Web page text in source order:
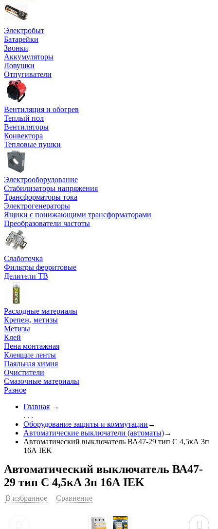
Электробыт
Батарейки
Звонки
Аккумуляторы
Ловушки
Отпугиватели
Вентиляция и обогрев
Теплый пол
Вентиляторы
Конвектора
Тепловые пушки
Электрооборудование
Стабилизаторы напряжения
Трансформаторы тока
Электрогенераторы
Ящики с понижающими трансформаторами
Преобразователи частоты
Слаботочка
Фильтры ферритовые
Делители ТВ
Расходные материалы
Крепеж, метизы
Метизы
Клей
Пена монтажная
Клеящие ленты
Паяльная химия
Очистители
Смазочные материалы
Разное
Главная →
. . .
Оборудование защиты и коммутации →
Автоматические выключатели (автоматы)→
Автоматический выключатель ВА47-29 тип С 4,5кА 3п
16А IEK
Автоматический выключатель ВА47-
29 тип С 4,5кА 3п 16А IEK
В избранное Сравнение